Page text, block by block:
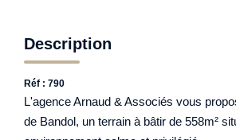
Description
Réf : 790
L'agence Arnaud & Associés vous
de Bandol, un terrain à bâtir de 558m²